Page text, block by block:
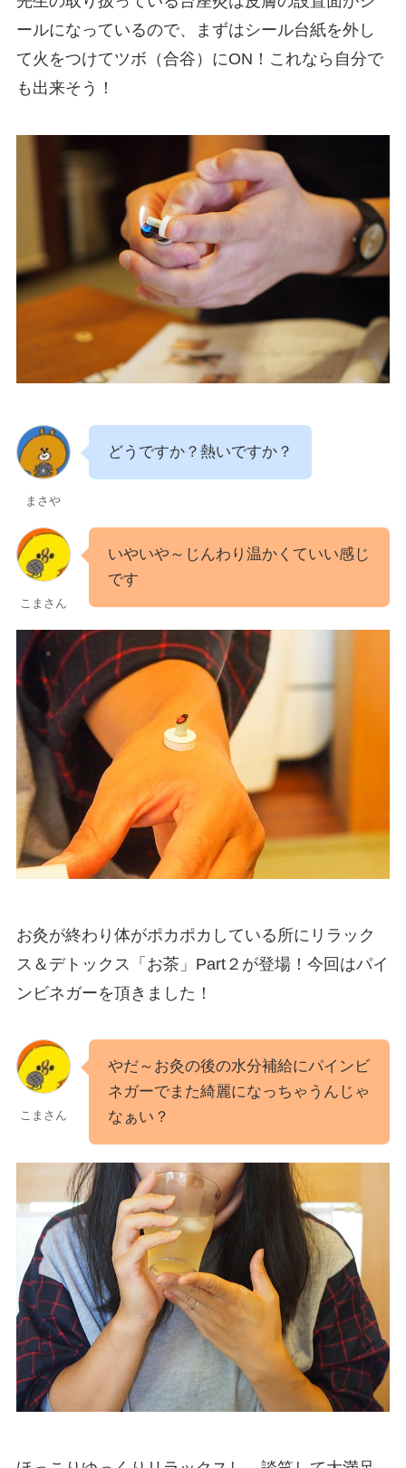
ールになっているので、まずはシール台紙を外し
て火をつけてツボ（合谷）にON！これなら自分で
も出来そう！
まさや
どうですか？熱いですか？
こまさん
いやいや～じんわり温かくていい感じ
です
お灸が終わり体がポカポカしている所にリラック
ス＆デトックス「お茶」Part２が登場！今回はパイ
ンビネガーを頂きました！
こまさん
やだ～お灸の後の水分補給にパインビ
ネガーでまた綺麗になっちゃうんじゃ
なぁい？